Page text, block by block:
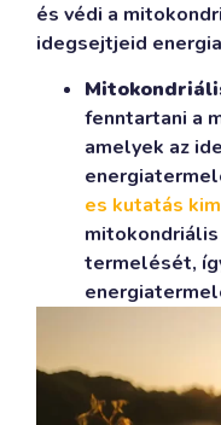
és védi a
idegsejtjeid
fenntartani a
amelyek az
es kutatás
termelését,